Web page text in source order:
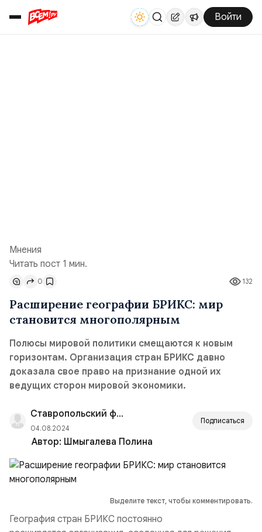
Войти
Мнения
Читать пост 1 мин.
132
0
Расширение географии БРИКС: мир
становится многополярным
Полюсы мировой политики смещаются к новым
горизонтам. Организация стран БРИКС давно
доказала свое право на признание одной их
ведущих сторон мировой экономики.
Ставропольский филиал РАНХиГС
04.08.2024
Подписаться
Автор: Шмыгалева Полина
Выделите текст, чтобы комментировать.
География стран БРИКС постоянно